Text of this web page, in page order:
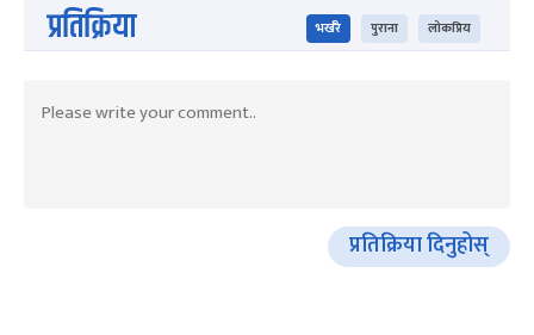
प्रतिक्रिया भर्खरै पुराना लोकप्रिय
प्रतिक्रिया दिनुहोस्